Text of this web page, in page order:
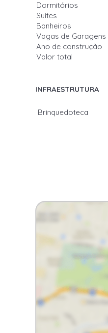
Dormitórios
Suítes
Banheiros
Vagas de Garagens
Ano de construção
Valor total
INFRAESTRUTURA
Brinquedoteca